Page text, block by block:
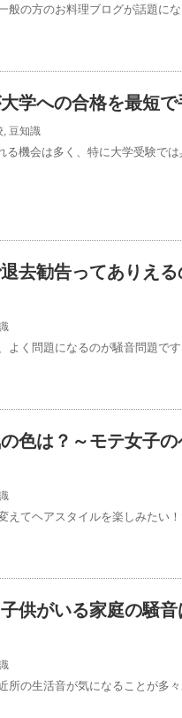
般の方のお料理ブログが話題にな
学への合格を最短で
豆知識
機会は多く、特に大学受験では
去勧告ってありえ
よく問題になるのが騒音問題です
色は？～モテ女子
えてヘアスタイルを楽しみたい！
供がいる家庭の騒
所の生活音が気になることが多々